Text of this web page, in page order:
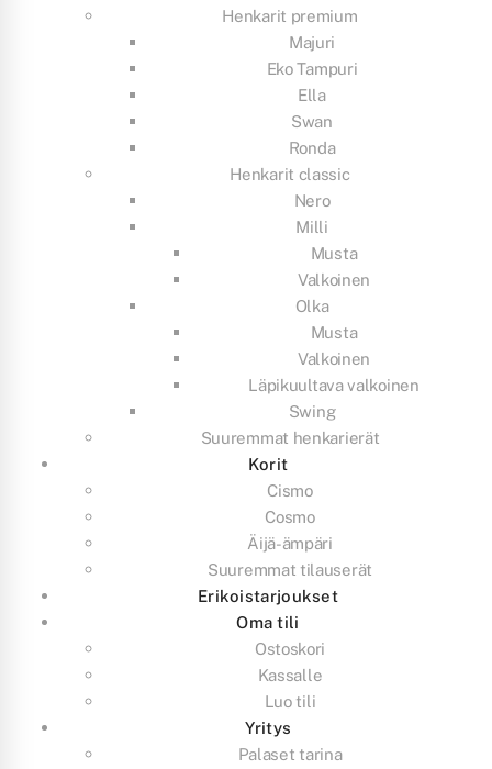
Henkarit premium
Majuri
Eko Tampuri
Ella
Swan
Ronda
Henkarit classic
Nero
Milli
Musta
Valkoinen
Olka
Musta
Valkoinen
Läpikuultava valkoinen
Swing
Suuremmat henkarierät
Korit
Cismo
Cosmo
Äijä-ämpäri
Suuremmat tilauserät
Erikoistarjoukset
Oma tili
Ostoskori
Kassalle
Luo tili
Yritys
Palaset tarina